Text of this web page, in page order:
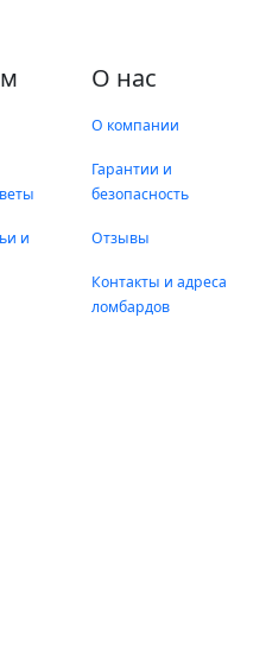
и
О нас
О компании
Гарантии и
безопасность
Отзывы
Контакты и адреса
ломбардов